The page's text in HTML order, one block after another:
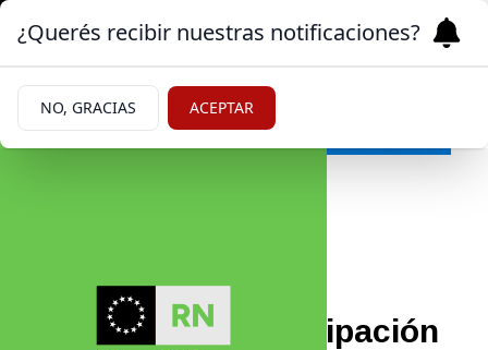
TRABAJO | 02/06/2026
GNL: crece la participación
¿Querés recibir nuestras notificaciones?
NO, GRACIAS ACEPTAR